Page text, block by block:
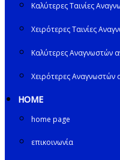
Καλύτερες Ταινίες
Χειρότερες Ταινίες
Καλύτερες Αναγνωστών
Χειρότερες Αναγνωστών
HOME
home page
επικοινωνία